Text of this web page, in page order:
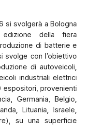
si svolgerà a Bologna
della fiera
di batterie e
svolge con l’obiettivo
di autoveicoli,
industriali elettrici
espositori, provenienti
Germania, Belgio,
Lituania, Israele,
su una superficie